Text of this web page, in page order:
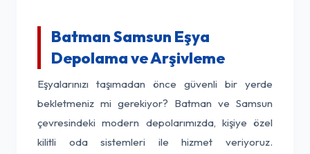
Batman Samsun Eşya
Depolama ve Arşivleme
Eşyalarınızı taşımadan önce güvenli bir yerde
bekletmeniz mi gerekiyor? Batman ve Samsun
çevresindeki modern depolarımızda, kişiye özel
kilitli oda sistemleri ile hizmet veriyoruz.